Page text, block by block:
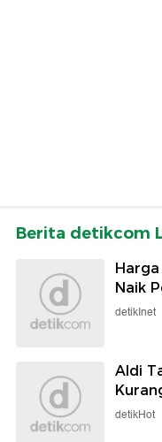
Berita detikcom
Naik
detikInet
Aldi
detikHot